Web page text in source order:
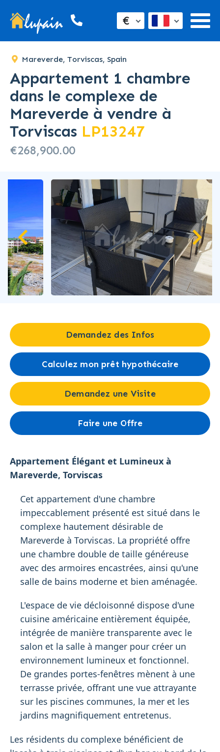
€
Mareverde, Torviscas, Spain
Appartement 1 chambre
dans le complexe de
Mareverde à vendre à
Torviscas LP13247
€268,900.00
Demandez des Infos
Calculez mon prêt hypothécaire
Demandez une Visite
Faire une Offre
Appartement Élégant et Lumineux à
Mareverde, Torviscas
Cet appartement d'une chambre
impeccablement présenté est situé dans le
complexe hautement désirable de
Mareverde à Torviscas. La propriété offre
une chambre double de taille généreuse
avec des armoires encastrées, ainsi qu'une
salle de bains moderne et bien aménagée.
L'espace de vie décloisonné dispose d'une
cuisine américaine entièrement équipée,
intégrée de manière transparente avec le
salon et la salle à manger pour créer un
environnement lumineux et fonctionnel.
De grandes portes-fenêtres mènent à une
terrasse privée, offrant une vue attrayante
sur les piscines communes, la mer et les
jardins magnifiquement entretenus.
Les résidents du complexe bénéficient de